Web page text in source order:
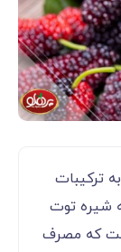
ترکیبات
شیره توت
که مصرف